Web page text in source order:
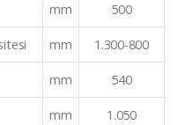
mm 500
mm 1.300-800
mm 540
mm 1.050